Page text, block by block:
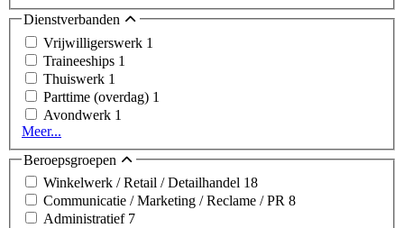
Dienstverbanden
Vrijwilligerswerk 1
Traineeships 1
Thuiswerk 1
Parttime (overdag) 1
Avondwerk 1
Meer...
Beroepsgroepen
Winkelwerk / Retail / Detailhandel 18
Communicatie / Marketing / Reclame / PR 8
Administratief 7